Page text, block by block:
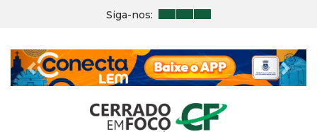
Siga-nos:
Previous Next